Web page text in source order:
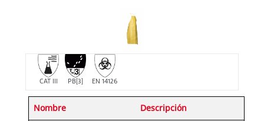
CAT III PB[3] EN 14126
Nombre Descripción